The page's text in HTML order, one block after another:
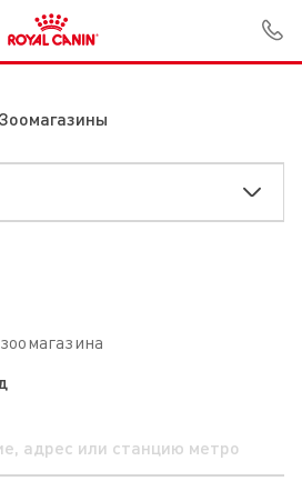
Зоомагазины
адрес или станцию метро